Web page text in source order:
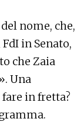
nome, che,
in Senato,
che Zaia
Una
in fretta?